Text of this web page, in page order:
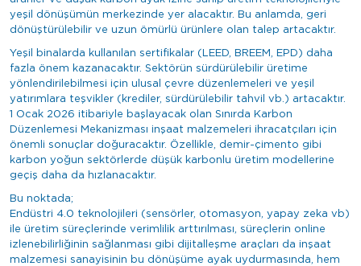
yeşil dönüşümün merkezinde yer alacaktır. Bu anlamda, geri
dönüştürülebilir ve uzun ömürlü ürünlere olan talep artacaktır.
Yeşil binalarda kullanılan sertifikalar (LEED, BREEM, EPD) daha
fazla önem kazanacaktır. Sektörün sürdürülebilir üretime
yönlendirilebilmesi için ulusal çevre düzenlemeleri ve yeşil
yatırımlara teşvikler (krediler, sürdürülebilir tahvil vb.) artacaktır.
1 Ocak 2026 itibariyle başlayacak olan Sınırda Karbon
Düzenlemesi Mekanizması inşaat malzemeleri ihracatçıları için
önemli sonuçlar doğuracaktır. Özellikle, demir-çimento gibi
karbon yoğun sektörlerde düşük karbonlu üretim modellerine
geçiş daha da hızlanacaktır.
Bu noktada;
Endüstri 4.0 teknolojileri (sensörler, otomasyon, yapay zeka vb)
ile üretim süreçlerinde verimlilik arttırılması, süreçlerin online
izlenebilirliğinin sağlanması gibi dijitalleşme araçları da inşaat
malzemesi sanayisinin bu dönüşüme ayak uydurmasında, hem